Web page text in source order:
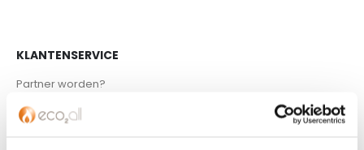
KLANTENSERVICE
Partner worden?
Over ons
Referenties